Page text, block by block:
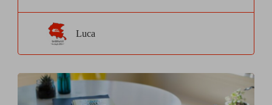
Luca